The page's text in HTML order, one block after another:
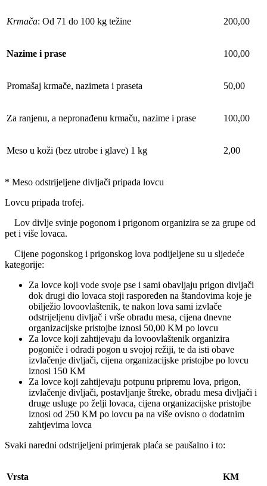
Krmača: Od 71 do 100 kg težine 200,00
Nazime i prase 100,00
Promašaj krmače, nazimeta i praseta 50,00
Za ranjenu, a nepronađenu krmaču, nazime i prase 100,00
Meso u koži (bez utrobe i glave) 1 kg 2,00
* Meso odstrijeljene divljači pripada lovcu
Lovcu pripada trofej.
Lov divlje svinje pogonom i prigonom organizira se za grupe od
pet i više lovaca.
Cijene pogonskog i prigonskog lova podijeljene su u sljedeće
kategorije:
Za lovce koji vode svoje pse i sami obavljaju prigon divljači
dok drugi dio lovaca stoji raspoređen na štandovima koje je
obilježio lovoovlaštenik, te nakon lova sami izvlače
odstrijeljenu divljač i vrše obradu mesa, cijena dnevne
organizacijske pristojbe iznosi 50,00 KM po lovcu
Za lovce koji zahtijevaju da lovoovlaštenik organizira
pogoniče i odradi pogon u svojoj režiji, te da isti obave
izvlačenje divljači, cijena organizacijske pristojbe po lovcu
iznosi 150 KM
Za lovce koji zahtijevaju potpunu pripremu lova, prigon,
izvlačenje divljači, postavljanje štreke, obradu mesa divljači i
druge usluge po želji lovaca, cijena organizacijske pristojbe
iznosi od 250 KM po lovcu pa na više ovisno o dodatnim
zahtjevima lovca
Svaki naredni odstrijeljeni primjerak plaća se paušalno i to:
Vrsta KM